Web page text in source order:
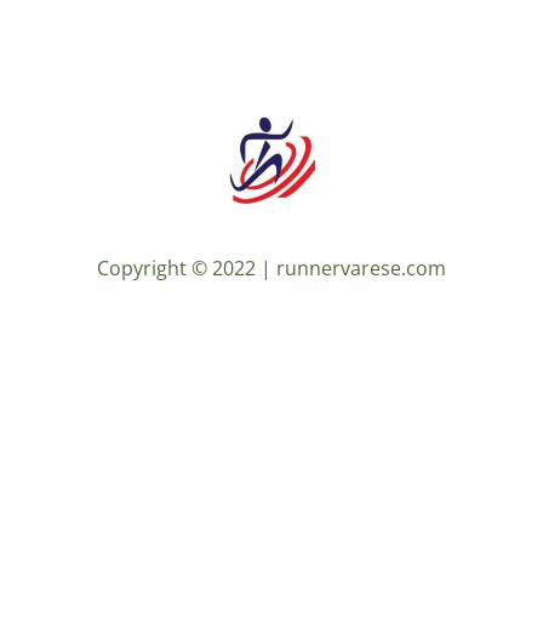
Copyright © 2022 | runnervarese.com